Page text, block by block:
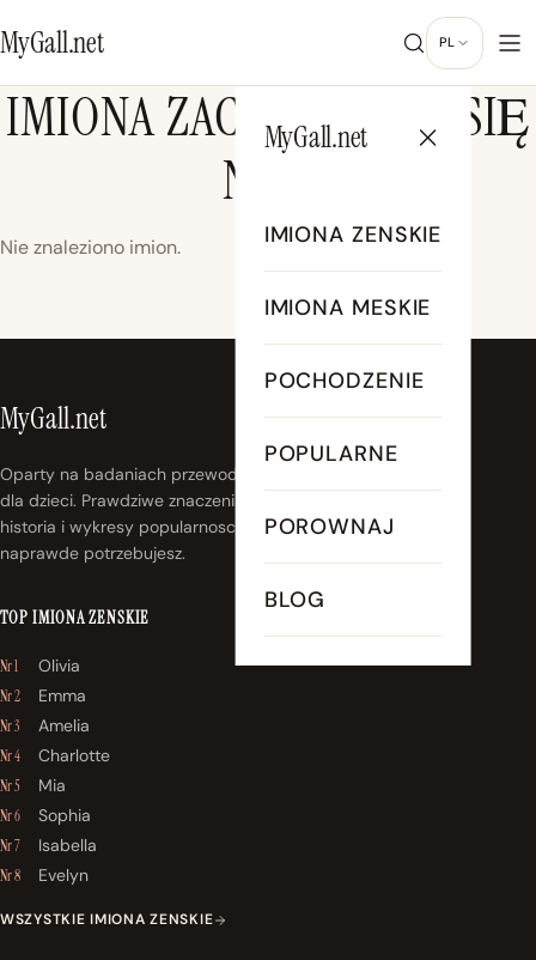
MyGall.net PL
MyGall.net
IMIONA ZENSKIE
IMIONA MESKIE
POCHODZENIE
POPULARNE
POROWNAJ
BLOG
IMIONA ZACZYNAJĄCE SIĘ
NA Y
Nie znaleziono imion.
MyGall.net
Oparty na badaniach przewodnik po imionach
dla dzieci. Prawdziwe znaczenia, prawdziwa
historia i wykresy popularnosci, ktorych
naprawde potrzebujesz.
TOP IMIONA ZENSKIE
Nr 1 Olivia
Nr 2 Emma
Nr 3 Amelia
Nr 4 Charlotte
Nr 5 Mia
Nr 6 Sophia
Nr 7 Isabella
Nr 8 Evelyn
WSZYSTKIE IMIONA ZENSKIE